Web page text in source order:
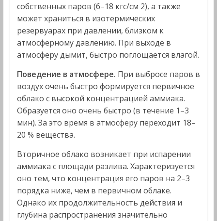
собственных паров (6–18 кгс/см 2), а также
может храниться в изотермических
резервуарах при давлении, близком к
атмосферному давлению. При выходе в
атмосферу дымит, быстро поглощается влагой.
Поведение в атмосфере. При выбросе паров в
воздух очень быстро формируется первичное
облако с высокой концентрацией аммиака.
Образуется оно очень быстро (в течение 1–3
мин). За это время в атмосферу переходит 18–
20 % вещества.
Вторичное облако возникает при испарении
аммиака с площади разлива. Характеризуется
оно тем, что концентрация его паров на 2–3
порядка ниже, чем в первичном облаке.
Однако их продолжительность действия и
глубина распространения значительно